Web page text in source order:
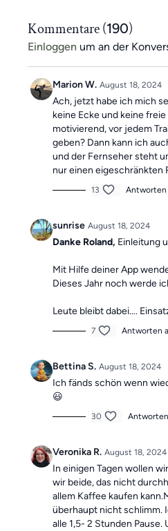
Kommentare (190)
Einloggen um an der
Marion W. August 18, 2024
Ach, jetzt habe ich mich
keine Ecke und keine
motivierend, vor jedem
geben? Dann kann ich
und der Fernseher steht
nur einen eigeschränkten
13 Antworten
sunrise August 18, 2024
Danke Roland, Einleitung
Mit Hilfe deiner App
Dieses Jahr noch werde
Leute bleibt dabei….
7 Antworten
Bettina S. August 18, 2024
Ich fänds schön wenn
😃
30
Veronika R. August 18, 2024
In einigen Tagen wollen
wir beide, das nicht
allem Kaffee kaufen
überhaupt nicht schlimm.
alle 1,5- 2 Stunden